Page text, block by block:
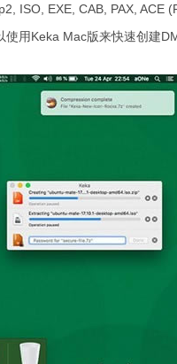
EXE, CAB, PAX, ACE
用Keka Mac版来快速创建